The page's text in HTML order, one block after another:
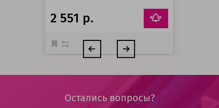
2 551 р.
Остались вопросы?